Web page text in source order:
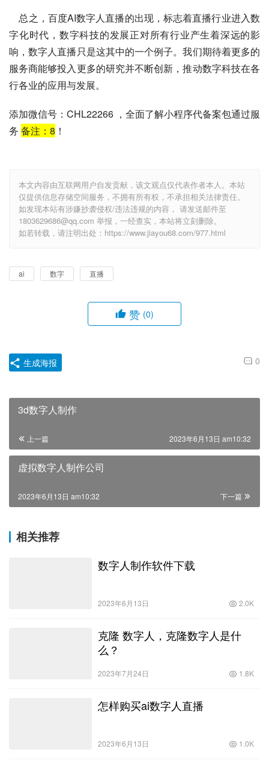
    总之，百度AI数字人直播的出现，标志着直播行业进入数
字化时代，数字科技的发展正对所有行业产生着深远的影
响，数字人直播只是这其中的一个例子。我们期待着更多的
服务商能够投入更多的研究并不断创新，推动数字科技在各
行各业的应用与发展。
添加微信号：CHL22266 ，全面了解小程序代备案包通过服
务 备注： 8 ！
本文内容由互联网用户自发贡献，该文观点仅代表作者本人。本站
仅提供信息存储空间服务，不拥有所有权，不承担相关法律责任。
如发现本站有涉嫌抄袭侵权/违法违规的内容， 请发送邮件至
1803629686@qq.com 举报，一经查实，本站将立刻删除。
如若转载，请注明出处：https://www.jiayou68.com/977.html
ai 数字 直播
赞 (0)
0
生成海报
3d数字人制作
上一篇 2023年6月13日 am10:32
虚拟数字人制作公司
下一篇
2023年6月13日 am10:32
相关推荐
数字人制作软件下载
2023年6月13日 2.0K
克隆 数字人，克隆数字人是什
么？
2023年7月24日 1.8K
怎样购买ai数字人直播
2023年6月13日 1.0K